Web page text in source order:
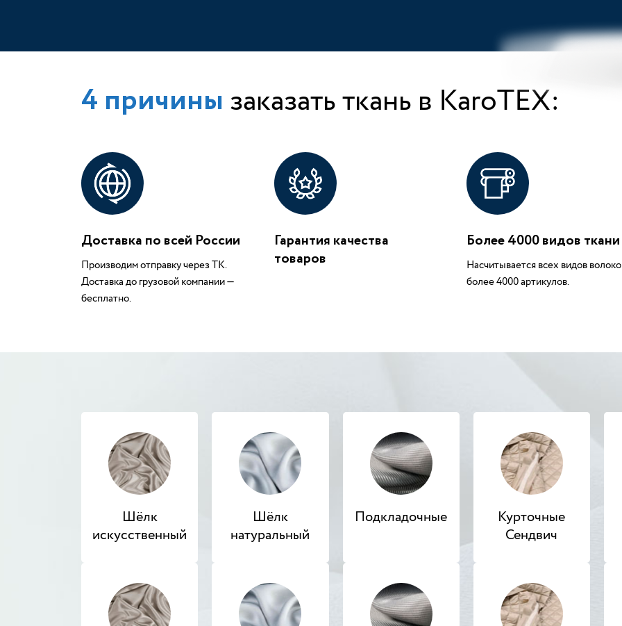
4 причины заказать ткань в KaroTEX:
Доставка по всей России
Производим отправку через ТК.
Доставка до грузовой компании —
бесплатно.
Гарантия качества
товаров
Более 4000 видов ткани
Насчитывается всех видов
более 4000 артикулов.
Шёлк
искусственный
Шёлк
натуральный
Подкладочные
Курточные
Сендвич
В наличии